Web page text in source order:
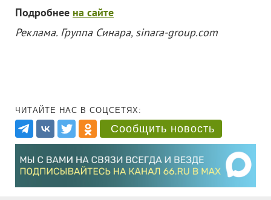
Подробнее на сайте
Реклама. Группа Синара, sinara-group.com
ЧИТАЙТЕ НАС В СОЦСЕТЯХ:
Сообщить новость